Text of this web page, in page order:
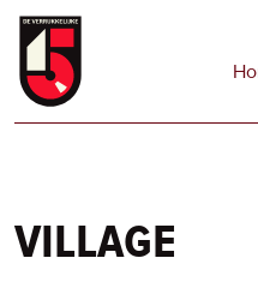
Overslaan
naar
village